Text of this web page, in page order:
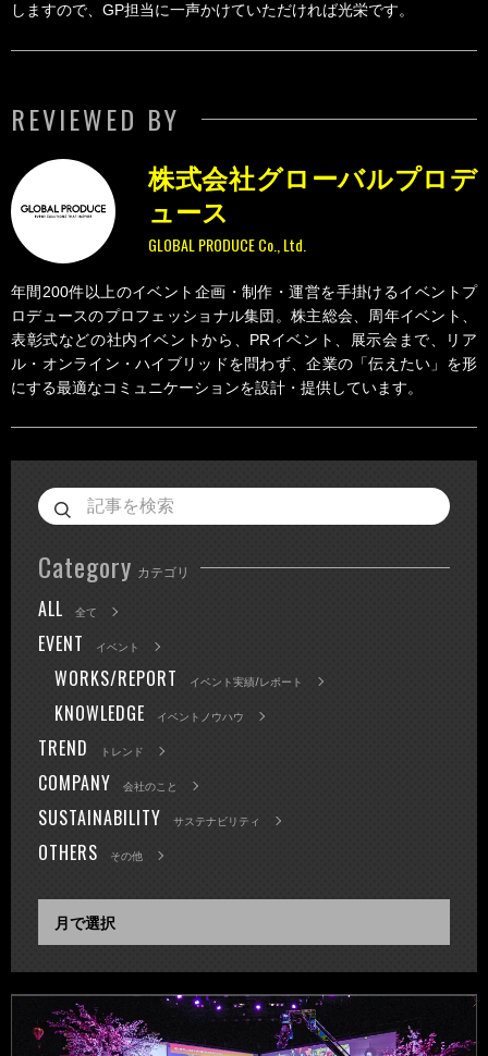
しますので、GP担当に一声かけていただければ光栄です。
REVIEWED BY
GLOBAL PRODUCE Co., Ltd.
株式会社グローバルプロデ
ュース
年間200件以上のイベント企画・制作・運営を手掛けるイベントプ
ロデュースのプロフェッショナル集団。株主総会、周年イベント、
表彰式などの社内イベントから、PRイベント、展示会まで、リア
ル・オンライン・ハイブリッドを問わず、企業の「伝えたい」を形
にする最適なコミュニケーションを設計・提供しています。
Category カテゴリ
ALL 全て
EVENT イベント
WORKS/REPORT イベント実績/レポート
KNOWLEDGE イベントノウハウ
TREND トレンド
COMPANY 会社のこと
SUSTAINABILITY サステナビリティ
OTHERS その他